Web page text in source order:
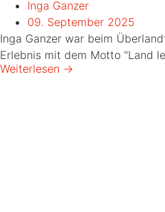
Inga Ganzer
09. September 2025
Inga Ganzer war beim
Erlebnis mit dem Motto "Land
Weiterlesen →